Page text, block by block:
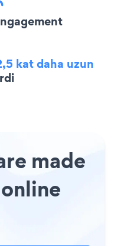
kat daha uzun
made